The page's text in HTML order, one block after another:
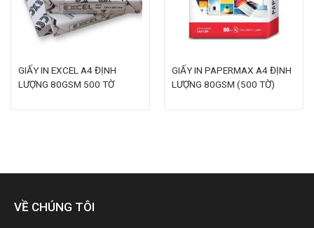
GIẤY IN EXCEL A4 ĐỊNH
LƯỢNG 80GSM 500 TỜ
GIẤY IN PAPERMAX A4 ĐỊNH
LƯỢNG 80GSM (500 TỜ)
VỀ CHÚNG TÔI